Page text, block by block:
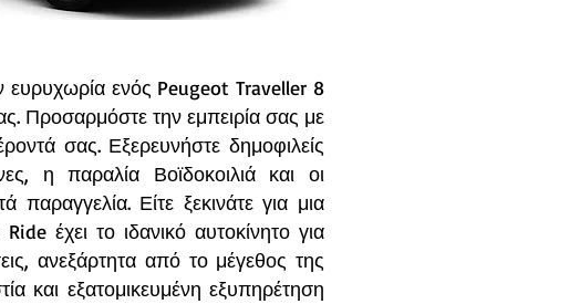
ευρυχωρία ενός Peugeot Traveller 8
Προσαρμόστε την εμπειρία σας με
σας. Εξερευνήστε δημοφιλείς
η παραλία Βοϊδοκοιλιά και οι
Είτε ξεκινάτε για μια
έχει το ιδανικό αυτοκίνητο για
ανεξάρτητα από το μέγεθος της
και εξατομικευμένη εξυπηρέτηση